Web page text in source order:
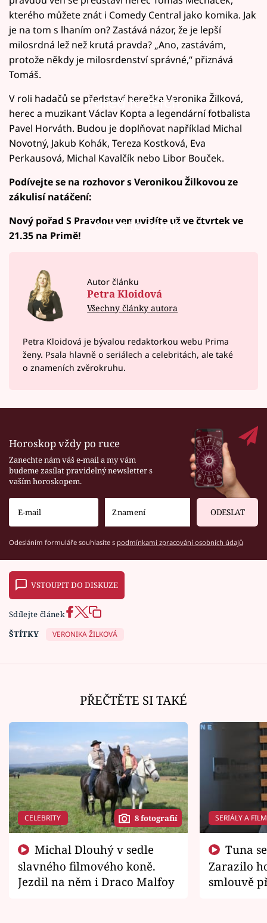
kterého můžete znát i Comedy Central jako komika. Jak
je na tom s lhaním on? Zastává názor, že je lepší
milosrdná lež než krutá pravda? „Ano, zastávám,
protože někdy je milosrdenství správné,“ přiznává
Tomáš.
Failed to fetch
V roli hadačů se představí herečka Veronika Žilková,
herec a muzikant Václav Kopta a legendární fotbalista
Pavel Horváth. Budou je doplňovat například Michal
Novotný, Jakub Kohák, Tereza Kostková, Eva
Perkausová, Michal Kavalčík nebo Libor Bouček.
Podívejte se na rozhovor s Veronikou Žilkovou ze
zákulisí natáčení:
Failed to fetch
Nový pořad S Pravdou ven uvidíte už ve čtvrtek ve
21.35 na Primě!
Autor článku
Petra Kloidová
Všechny články autora
Petra Kloidová je bývalou redaktorkou webu Prima
ženy. Psala hlavně o seriálech a celebritách, ale také
o znameních zvěrokruhu.
Horoskop vždy po ruce
Zanechte nám váš e-mail a my vám
budeme zasílat pravidelný newsletter s
vaším horoskopem.
ODESLAT
Odesláním formuláře souhlasíte s podmínkami zpracování osobních údajů
VSTOUPIT DO DISKUZE
Sdílejte článek
ŠTÍTKY
VERONIKA ŽILKOVÁ
PŘEČTĚTE SI TAKÉ
CELEBRITY 8 fotografií
slavného filmového koně.
Jezdil na něm i Draco Malfoy
SERIÁLY A
Zarazilo
smlouvě